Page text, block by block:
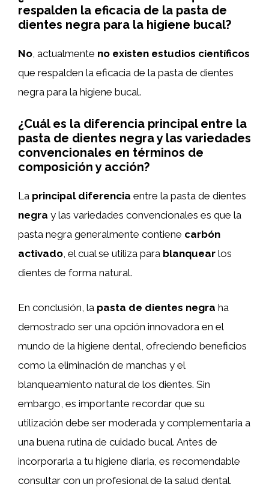
respalden la eficacia de la pasta de
dientes negra para la higiene bucal?
No , actualmente no existen estudios científicos
que respalden la eficacia de la pasta de dientes
negra para la higiene bucal.
¿Cuál es la diferencia principal entre la
pasta de dientes negra y las variedades
convencionales en términos de
composición y acción?
La principal diferencia entre la pasta de dientes
negra y las variedades convencionales es que la
pasta negra generalmente contiene carbón
activado, el cual se utiliza para blanquear los
dientes de forma natural.
En conclusión, la pasta de dientes negra ha
demostrado ser una opción innovadora en el
mundo de la higiene dental, ofreciendo beneficios
como la eliminación de manchas y el
blanqueamiento natural de los dientes. Sin
embargo, es importante recordar que su
utilización debe ser moderada y complementaria a
una buena rutina de cuidado bucal. Antes de
incorporarla a tu higiene diaria, es recomendable
consultar con un profesional de la salud dental.